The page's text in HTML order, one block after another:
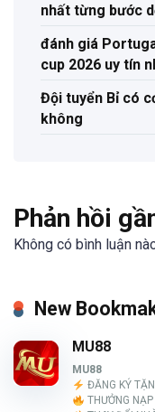
nhất từng bước
đánh giá
cup 2026 uy tín
Đội tuyển Bỉ có
không
Phản hồi
Không có bình luận
New
MU88
MU88
ĐĂNG KÝ
THƯỞNG